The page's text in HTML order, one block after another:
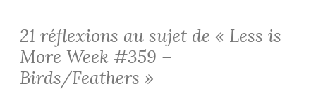
21 réflexions au sujet de « Less is
More Week #359 –
Birds/Feathers »